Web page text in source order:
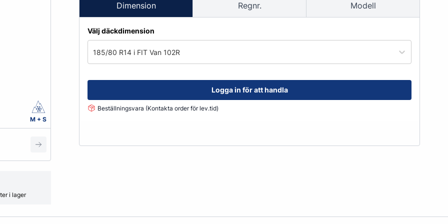
Grönyte & Smådäck
order@kransensgummi.se
Till kundservice
Kåpor
Mutterpåsar
Spacer
Ventiler
Vikter
Smörjmedel, Kemikalier & Vätskor
Alkylatbensin
Skyddsutrustning
M + S
i lager
Dimension Regnr. Modell
Välj däckdimension
185/80 R14 i FIT Van 102R
Logga in för att handla
Beställningsvara (Kontakta order för lev.tid)